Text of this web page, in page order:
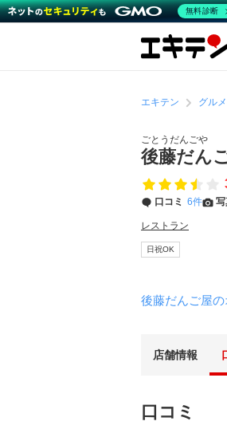
エキテン グルメ
ごとうだんごや
後藤だん
口コミ 6件
レストラン
日祝OK
後藤だんご屋
店舗情報
口コミ
無料診断